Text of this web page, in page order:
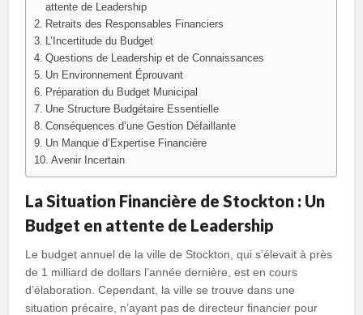
attente de Leadership
Retraits des Responsables Financiers
L’Incertitude du Budget
Questions de Leadership et de Connaissances
Un Environnement Éprouvant
Préparation du Budget Municipal
Une Structure Budgétaire Essentielle
Conséquences d’une Gestion Défaillante
Un Manque d’Expertise Financière
Avenir Incertain
La Situation Financière de Stockton : Un
Budget en attente de Leadership
Le budget annuel de la ville de Stockton, qui s’élevait à près
de 1 milliard de dollars l’année dernière, est en cours
d’élaboration. Cependant, la ville se trouve dans une
situation précaire, n’ayant pas de directeur financier pour